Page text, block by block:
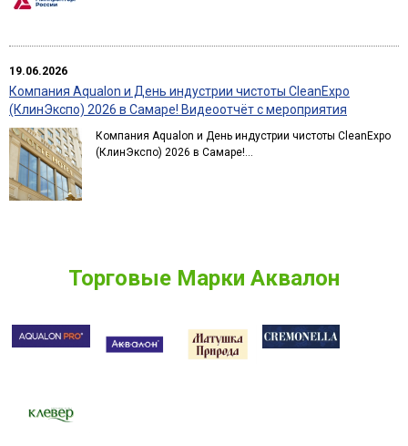
19.06.2026
Компания Aqualon и День индустрии чистоты CleanExpo
(КлинЭкспо) 2026 в Самаре! Видеоотчёт с мероприятия
Компания Aqualon и День индустрии чистоты CleanExpo
(КлинЭкспо) 2026 в Самаре!...
Торговые Марки Аквалон